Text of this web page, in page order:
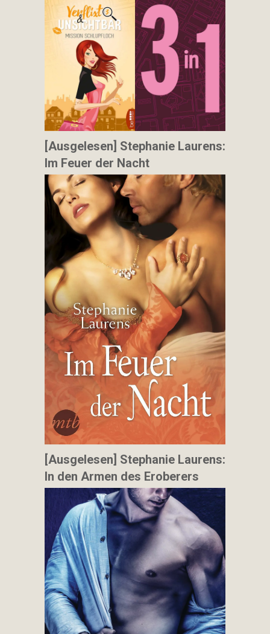
[Ausgelesen] Stephanie Laurens:
Im Feuer der Nacht
[Ausgelesen] Stephanie Laurens:
In den Armen des Eroberers